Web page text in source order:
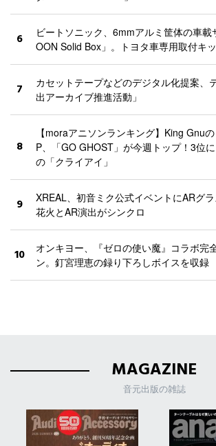
6
ビートソニック、6mmアルミ筐体の車
OON Solid Box」。トヨタ車専用取付キ
7
カセットテープなどのデジタル化提案、
出アーカイブ推進活動」
8
【moraアニソンランキング】King Gnu
P、「GO GHOST」が今週トップ！3位
の「クライアイ」
9
XREAL、初音ミク公式イベントにARグ
花火とAR演出がシンクロ
10
オンキヨー、『ゼロの使い魔』コラボ完
ン。釘宮理恵の録り下ろしボイスを収録
MAGAZINE
音元出版の雑誌